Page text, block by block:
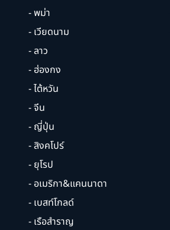
- พม่า
- เวียดนาม
- ลาว
- ฮ่องกง
- ไต้หวัน
- จีน
- ญี่ปุ่น
- สิงคโปร์
- ยุโรป
- อเมริกา&แคนนาดา
- เบสท์โกลด์
- เรือสำราญ